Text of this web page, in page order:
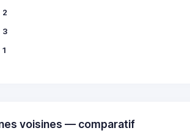
2
3
1
voisines — comparatif